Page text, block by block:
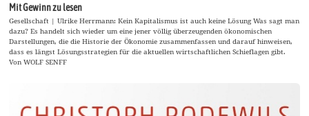
Mit Gewinn zu lesen
Gesellschaft | Ulrike Herrmann: Kein Kapitalismus ist auch keine Lösung Was sagt man
dazu? Es handelt sich wieder um eine jener völlig überzeugenden ökonomischen
Darstellungen, die die Historie der Ökonomie zusammenfassen und darauf hinweisen,
dass es längst Lösungsstrategien für die aktuellen wirtschaftlichen Schieflagen gibt.
Von WOLF SENFF